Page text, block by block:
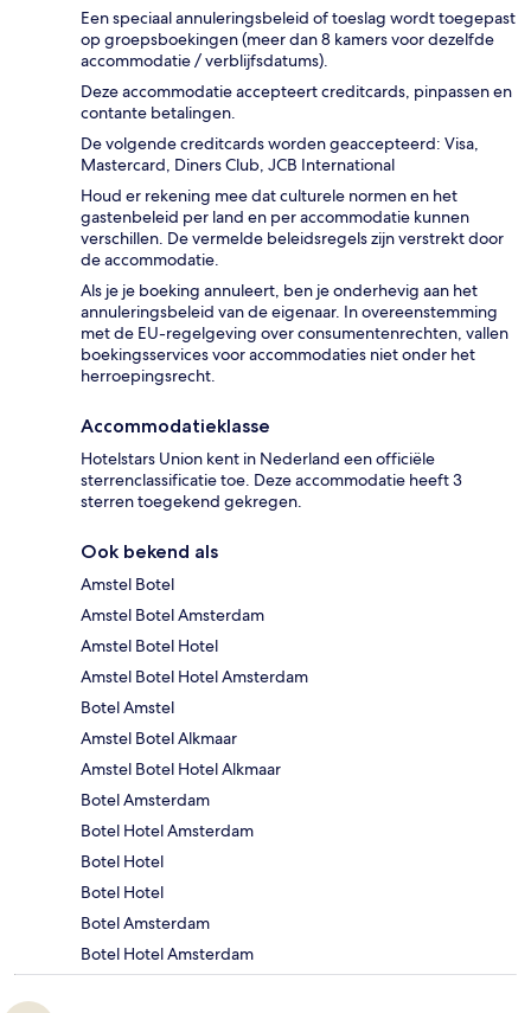
Een speciaal annuleringsbeleid of toeslag wordt toegepast
op groepsboekingen (meer dan 8 kamers voor dezelfde
accommodatie / verblijfsdatums).
Deze accommodatie accepteert creditcards, pinpassen en
contante betalingen.
De volgende creditcards worden geaccepteerd: Visa,
Mastercard, Diners Club, JCB International
Houd er rekening mee dat culturele normen en het
gastenbeleid per land en per accommodatie kunnen
verschillen. De vermelde beleidsregels zijn verstrekt door
de accommodatie.
Als je je boeking annuleert, ben je onderhevig aan het
annuleringsbeleid van de eigenaar. In overeenstemming
met de EU-regelgeving over consumentenrechten, vallen
boekingsservices voor accommodaties niet onder het
herroepingsrecht.
Accommodatieklasse
Hotelstars Union kent in Nederland een officiële
sterrenclassificatie toe. Deze accommodatie heeft 3
sterren toegekend gekregen.
Ook bekend als
Amstel Botel
Amstel Botel Amsterdam
Amstel Botel Hotel
Amstel Botel Hotel Amsterdam
Botel Amstel
Amstel Botel Alkmaar
Amstel Botel Hotel Alkmaar
Botel Amsterdam
Botel Hotel Amsterdam
Botel Hotel
Botel Hotel
Botel Amsterdam
Botel Hotel Amsterdam